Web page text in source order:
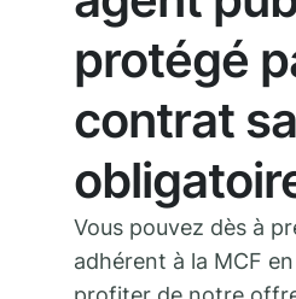
protégé
contrat
Vous pouvez dès à
adhérent à la MCF